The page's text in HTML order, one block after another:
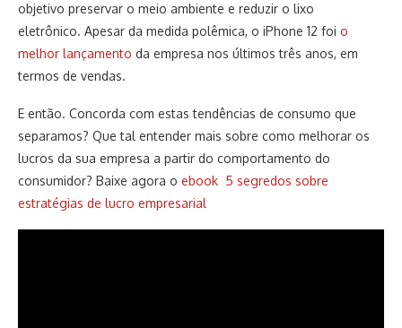
objetivo preservar o meio ambiente e reduzir o lixo
eletrônico. Apesar da medida polêmica, o iPhone 12 foi o
melhor lançamento da empresa nos últimos três anos, em
termos de vendas.
E então. Concorda com estas tendências de consumo que
separamos? Que tal entender mais sobre como melhorar os
lucros da sua empresa a partir do comportamento do
consumidor? Baixe agora o ebook 5 segredos sobre
estratégias de lucro empresarial